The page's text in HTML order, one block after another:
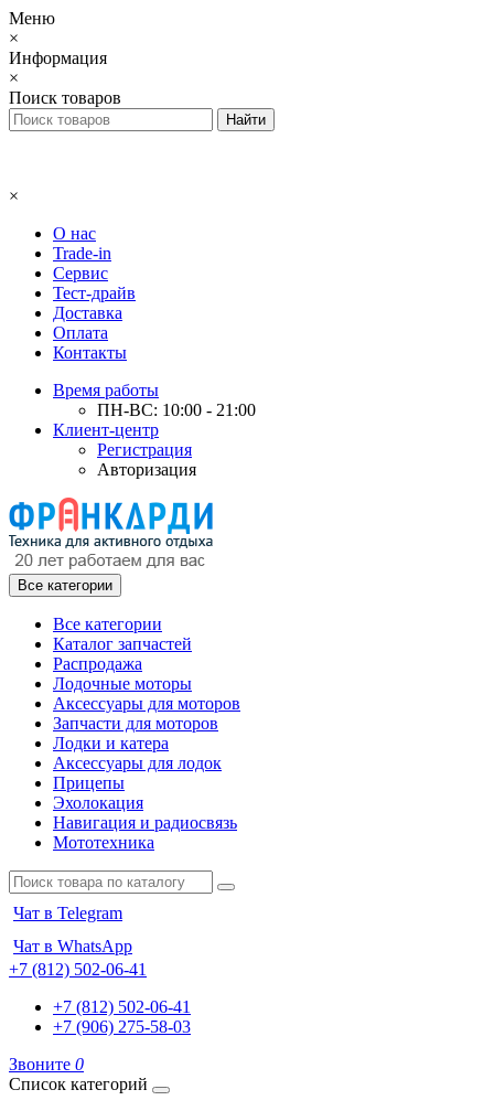
Меню
×
Информация
×
Поиск товаров
×
О нас
Trade-in
Сервис
Тест-драйв
Доставка
Оплата
Контакты
Время работы
ПН-ВС: 10:00 - 21:00
Клиент-центр
Регистрация
Авторизация
Все категории
Все категории
Каталог запчастей
Распродажа
Лодочные моторы
Аксессуары для моторов
Запчасти для моторов
Лодки и катера
Аксессуары для лодок
Прицепы
Эхолокация
Навигация и радиосвязь
Мототехника
Чат в Telegram
Чат в WhatsApp
+7 (812) 502-06-41
+7 (812) 502-06-41
+7 (906) 275-58-03
Звоните 0
Список категорий